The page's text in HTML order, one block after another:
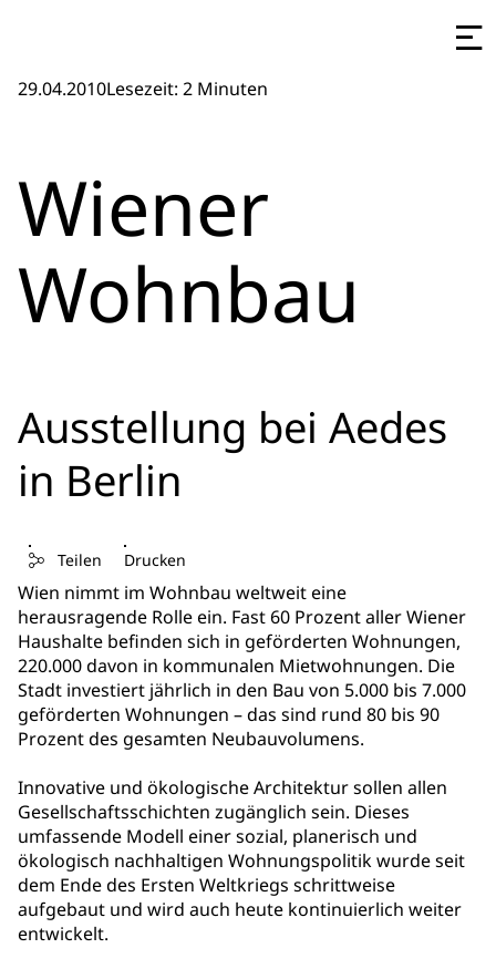
29.04.2010Lesezeit: 2 Minuten
Wiener
Wohnbau
Ausstellung bei Aedes
in Berlin
Teilen Drucken
Wien nimmt im Wohnbau weltweit eine
herausragende Rolle ein. Fast 60 Prozent aller Wiener
Haushalte befinden sich in geförderten Wohnungen,
220.000 davon in kommunalen Mietwohnungen. Die
Stadt investiert jährlich in den Bau von 5.000 bis 7.000
geförderten Wohnungen – das sind rund 80 bis 90
Prozent des gesamten Neubauvolumens.
Innovative und ökologische Architektur sollen allen
Gesellschaftsschichten zugänglich sein. Dieses
umfassende Modell einer sozial, planerisch und
ökologisch nachhaltigen Wohnungspolitik wurde seit
dem Ende des Ersten Weltkriegs schrittweise
aufgebaut und wird auch heute kontinuierlich weiter
entwickelt.